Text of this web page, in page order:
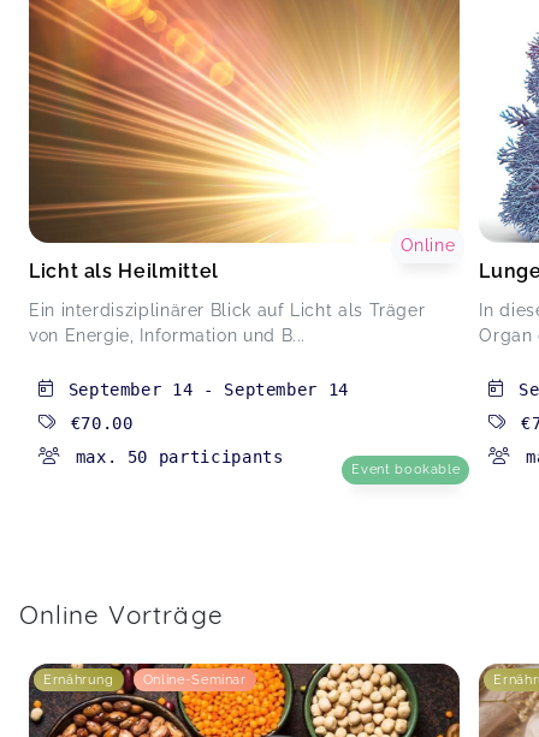
Licht als Heilmittel
Ein interdisziplinärer Blick auf Licht als Träger
von Energie, Information und B...
Online
September 14 - September 14
€70.00
max. 50 participants
Event bookable
In
Organ
Online Vorträge
Ernährung Online-Seminar